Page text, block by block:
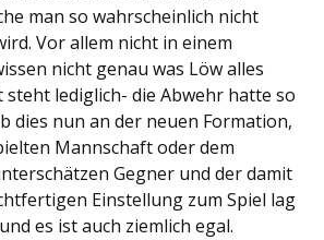
man so wahrscheinlich nicht
Vor allem nicht in einem
nicht genau was Löw alles
lediglich- die Abwehr hatte so
dies nun an der neuen Formation,
Mannschaft oder dem
Gegner und der damit
Einstellung zum Spiel lag
es ist auch ziemlich egal.